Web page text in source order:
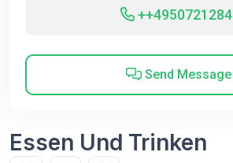
++4950721284
Send Message
Essen Und Trinken